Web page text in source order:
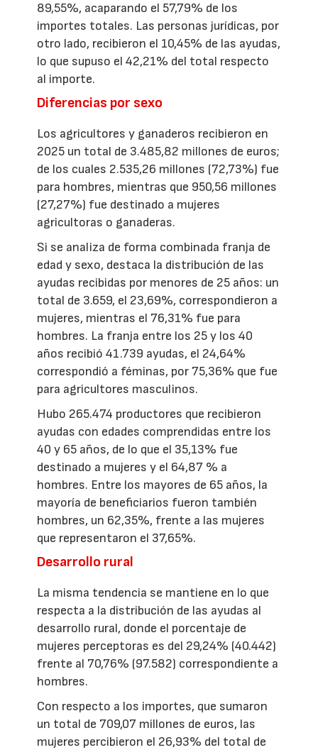
89,55%, acaparando el 57,79% de los
importes totales. Las personas jurídicas, por
otro lado, recibieron el 10,45% de las ayudas,
lo que supuso el 42,21% del total respecto
al importe.
Diferencias por sexo
Los agricultores y ganaderos recibieron en
2025 un total de 3.485,82 millones de euros;
de los cuales 2.535,26 millones (72,73%) fue
para hombres, mientras que 950,56 millones
(27,27%) fue destinado a mujeres
agricultoras o ganaderas.
Si se analiza de forma combinada franja de
edad y sexo, destaca la distribución de las
ayudas recibidas por menores de 25 años: un
total de 3.659, el 23,69%, correspondieron a
mujeres, mientras el 76,31% fue para
hombres. La franja entre los 25 y los 40
años recibió 41.739 ayudas, el 24,64%
correspondió a féminas, por 75,36% que fue
para agricultores masculinos.
Hubo 265.474 productores que recibieron
ayudas con edades comprendidas entre los
40 y 65 años, de lo que el 35,13% fue
destinado a mujeres y el 64,87 % a
hombres. Entre los mayores de 65 años, la
mayoría de beneficiarios fueron también
hombres, un 62,35%, frente a las mujeres
que representaron el 37,65%.
Desarrollo rural
La misma tendencia se mantiene en lo que
respecta a la distribución de las ayudas al
desarrollo rural, donde el porcentaje de
mujeres perceptoras es del 29,24% (40.442)
frente al 70,76% (97.582) correspondiente a
hombres.
Con respecto a los importes, que sumaron
un total de 709,07 millones de euros, las
mujeres percibieron el 26,93% del total de